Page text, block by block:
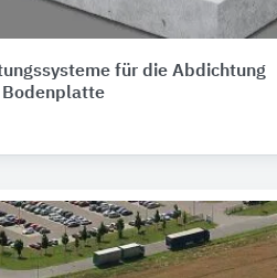
für die Abdichtung